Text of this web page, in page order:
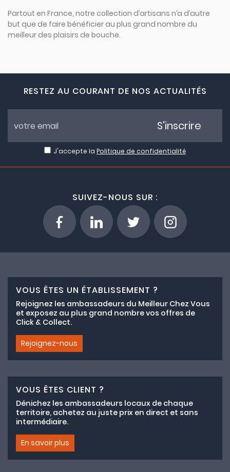
Partout en France, notre collection d’artisans n’a d’autre
but que de faire bénéficier au plus grand nombre du
meilleur des plaisirs de bouche.
RESTEZ AU COURANT DE NOS ACTUALITÉS
J'accepte la Politique de confidentialité
S'inscrire
SUIVEZ-NOUS SUR :
VOUS ÊTES UN ÉTABLISSEMENT ?
Rejoignez les ambassadeurs du Meilleur Chez Vous
et exposez au plus grand nombre vos offres de
Click & Collect.
Rejoignez-nous
VOUS ÊTES CLIENT ?
Dénichez les ambassadeurs locaux de chaque
territoire, achetez au juste prix en direct et sans
intermédiaire.
En savoir plus